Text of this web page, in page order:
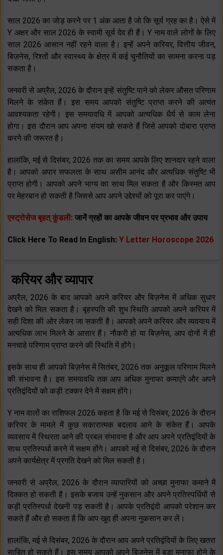
साल 2026 का जोड़ करने पर 1 अंक आता है जो कि सूर्य ग्रह का है। ऐसे में
Y अक्षर और साल 2026 के स्‍वामी सूर्य देव ही हैं। Y नाम वाले लोगों के लिए
साल 2026 आसान नहीं रहने वाला है। इन्‍हें अपने करियर, वित्तीय जीवन,
बिज़नेस, रिश्‍तों और स्‍वास्‍थ्‍य के क्षेत्र में कई चुनौतियों का सामना करना पड़
सकता है।
जनवरी से अप्रैल, 2026 के दौरान इन्‍हें संतुष्टि पाने को लेकर औसत परिणाम
मिलने के संकेत हैं। इस समय आपको संतुष्टि प्राप्‍त करने की अत्‍यंत
आवश्‍यकता रहेगी। इस समयावधि में आपको अत्‍यधिक धैर्य से काम लेना
होगा। इस दौरान आप अपना संयम खो सकते हैं जिसे आपको दोबारा प्राप्‍त
करने की जरूरत है।
हालांकि, मई से दिसंबर, 2026 तक का समय आपके लिए शानदार रहने वाला
है। आपको अपार सफलता के साथ असीम आनंद और अत्‍यधिक संतुष्टि भी
प्राप्‍त होगी। आपको अपने भाग्‍य का साथ मिल सकता है और किस्‍मत आप
पर मेहरबान हो सकती है जिससे आप अपने उद्देश्‍यों को पूरा कर पाएंगे।
एस्ट्रोसेजबृहत् कुंडली: जानें ग्रहों का आपके जीवन पर प्रभाव और उपाय
Click Here To Read In English: Y Letter Horoscope 2026
करियर और व्यापार
अप्रैल, 2026 के बाद आपको अपने करियर और बिज़नेस में अधिक सुधार
देखने को मिल सकता है। बृहस्‍पति की शुभ स्थिति आपको अपने करियर में
सही दिशा की ओर लेकर जा सकती है। आपको अपने करियर और व्‍यवयाय में
अत्‍यधिक लाभ मिलने के आसार हैं। नौकरी हो या बिज़नेस, आप दोनों में ही
मनचाहे परिणाम प्राप्‍त करने की स्थिति में होंगे।
इसके साथ ही आपको बिज़नेस में सितंबर, 2026 तक अनुकूल परिणाम मिलने
की संभावना है। इस समयावधि तक आप अधिक मुनाफा कमाएंगे और अपने
प्रतिद्वंदियों को कड़ी टक्‍कर देने में सक्षम होंगे।
Y नाम वालों का राशिफल 2026 कहता है कि मई से दिसंबर, 2026 के दौरान
करियर के मामले में कुछ सकारात्‍मक बदलाव आने के संकेत हैं। आपके
व्‍यवसाय में स्थिरता आने की प्रबल संभावना है और आप अपने प्रतिद्वंदियों के
साथ प्रतिस्‍पर्धा करने में सक्षम होंगे। आपको मई से दिसंबर, 2026 के दौरान
अपने कार्यक्षेत्र में प्रगति देखने को मिल सकती है।
जनवरी से अप्रैल, 2026 के दौरान व्‍यापारियों को अच्‍छा मुनाफा कमाने में
दिक्‍कत हो सकती है। इसके बजाय उन्‍हें नुकसान और अपने प्रतिस्‍पर्धियों से
कड़ी प्रतिस्‍पर्धा देखनी पड़ सकती है। आपके प्रतिद्वंदी आपको परेशान कर
सकते हैं और हो सकता है कि आप खुद ही अपना नुकसान कर लें।
हालांकि, मई से दिसंबर, 2026 के दौरान आप अपने प्रतिद्वंदियों के लिए खतरा
साबित हो सकते हैं। इस समय आपको अपने बिज़नेस में बड़ा मुनाफा होने के